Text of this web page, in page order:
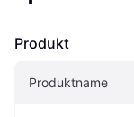
Produkt
Produktname